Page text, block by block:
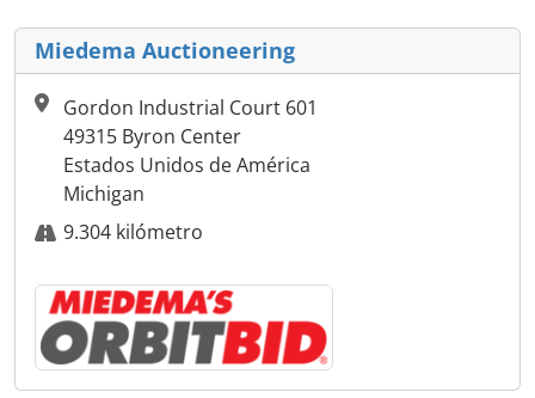
Miedema Auctioneering
Gordon Industrial Court 601
49315 Byron Center
Estados Unidos de América
Michigan
9.304 kilómetro